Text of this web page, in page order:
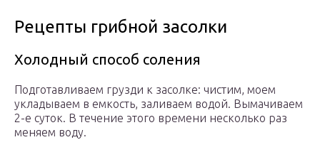
Рецепты грибной засолки
Холодный способ соления
Подготавливаем грузди к засолке: чистим, моем
укладываем в емкость, заливаем водой. Вымачиваем
2-е суток. В течение этого времени несколько раз
меняем воду.